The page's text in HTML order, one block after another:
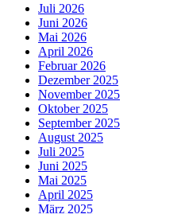
Juli 2026
Juni 2026
Mai 2026
April 2026
Februar 2026
Dezember 2025
November 2025
Oktober 2025
September 2025
August 2025
Juli 2025
Juni 2025
Mai 2025
April 2025
März 2025